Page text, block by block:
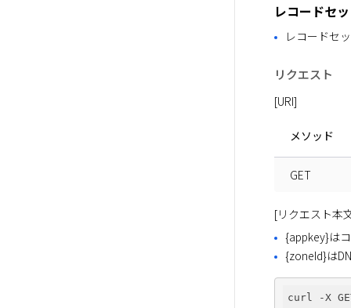
レコードセ
レコードセ
リクエスト
[URI]
メソッド
GET
[リクエスト本
{appkey}は
{zoneId}は
curl -X